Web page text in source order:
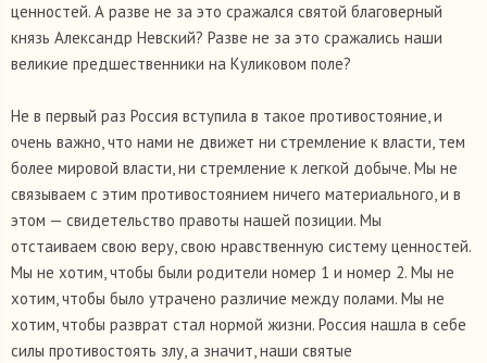
ценностей. А разве не за это сражался святой благоверный
князь Александр Невский? Разве не за это сражались наши
великие предшественники на Куликовом поле?
Не в первый раз Россия вступила в такое противостояние, и
очень важно, что нами не движет ни стремление к власти, тем
более мировой власти, ни стремление к легкой добыче. Мы не
связываем с этим противостоянием ничего материального, и в
этом — свидетельство правоты нашей позиции. Мы
отстаиваем свою веру, свою нравственную систему ценностей.
Мы не хотим, чтобы были родители номер 1 и номер 2. Мы не
хотим, чтобы было утрачено различие между полами. Мы не
хотим, чтобы разврат стал нормой жизни. Россия нашла в себе
силы противостоять злу, а значит, наши святые